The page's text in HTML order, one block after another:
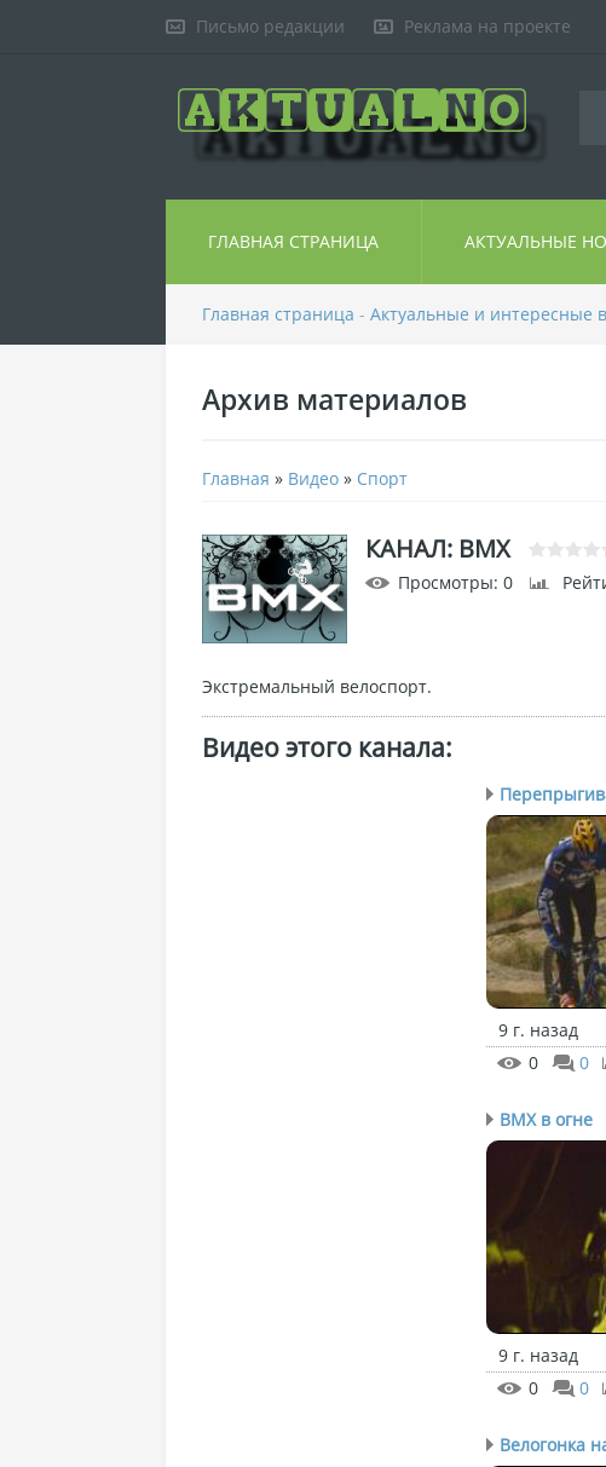
Письмо редакции Реклама на проекте
ГЛАВНАЯ СТРАНИЦА АКТУАЛЬНЫЕ
Главная страница - Актуальные и интересные
Архив материалов
Главная » Видео » Спорт
КАНАЛ: BMX
Просмотры: 0
Экстремальный велоспорт.
Видео этого канала:
9 г. назад
0
0
BMX в огне
9 г. назад
0
0
Велогонка